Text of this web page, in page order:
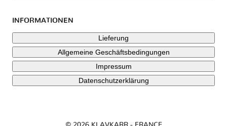
INFORMATIONEN
Lieferung
Allgemeine Geschäftsbedingungen
Impressum
Datenschutzerklärung